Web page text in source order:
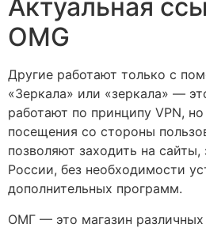
Актуальная
OMG
Другие работают только с
«Зеркала» или «зеркала» —
работают по принципу VPN,
посещения со стороны
позволяют заходить на
России, без необходимости
дополнительных программ.
ОМГ — это магазин